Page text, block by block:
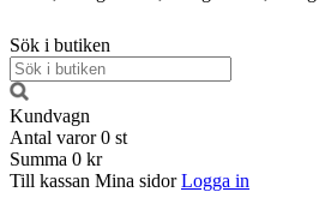
Sök i butiken
Kundvagn
Antal varor 0 st
Summa 0 kr
Till kassan Mina sidor Logga in